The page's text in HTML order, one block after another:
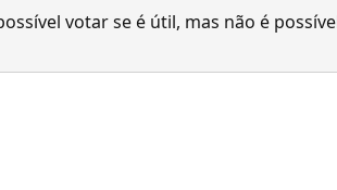
votar se é útil, mas não é